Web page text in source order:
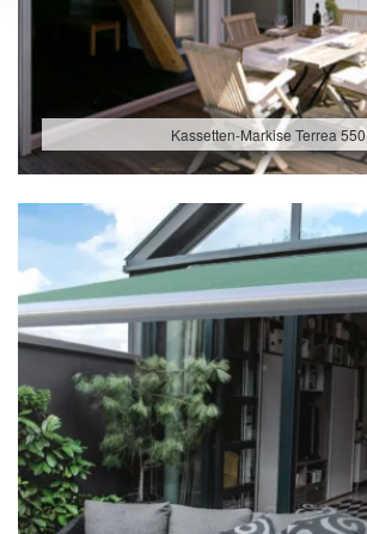
Kassetten-Markise Terrea 550